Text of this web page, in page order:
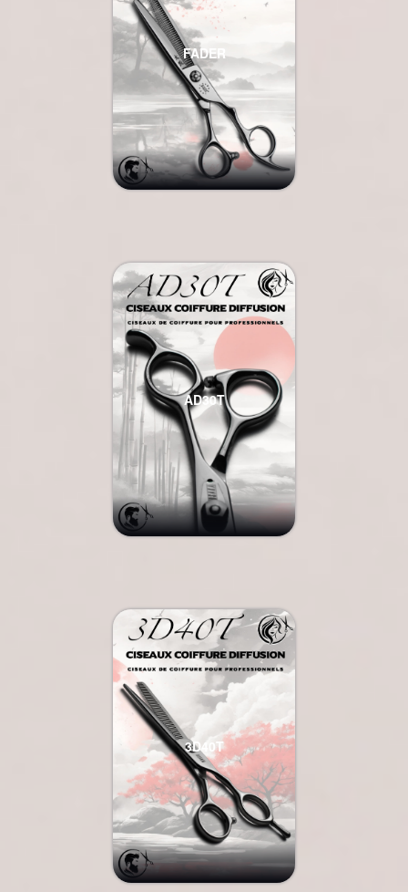
FADER
AD30T
3D40T